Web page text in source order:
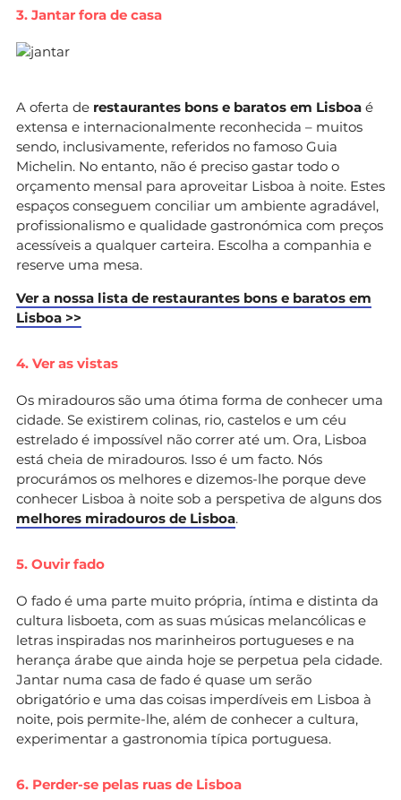
3. Jantar fora de casa
A oferta de restaurantes bons e baratos em Lisboa é
extensa e internacionalmente reconhecida – muitos
sendo, inclusivamente, referidos no famoso Guia
Michelin. No entanto, não é preciso gastar todo o
orçamento mensal para aproveitar Lisboa à noite. Estes
espaços conseguem conciliar um ambiente agradável,
profissionalismo e qualidade gastronómica com preços
acessíveis a qualquer carteira. Escolha a companhia e
reserve uma mesa.
Ver a nossa lista de restaurantes bons e baratos em
Lisboa >>
4. Ver as vistas
Os miradouros são uma ótima forma de conhecer uma
cidade. Se existirem colinas, rio, castelos e um céu
estrelado é impossível não correr até um. Ora, Lisboa
está cheia de miradouros. Isso é um facto. Nós
procurámos os melhores e dizemos-lhe porque deve
conhecer Lisboa à noite sob a perspetiva de alguns dos
melhores miradouros de Lisboa.
5. Ouvir fado
O fado é uma parte muito própria, íntima e distinta da
cultura lisboeta, com as suas músicas melancólicas e
letras inspiradas nos marinheiros portugueses e na
herança árabe que ainda hoje se perpetua pela cidade.
Jantar numa casa de fado é quase um serão
obrigatório e uma das coisas imperdíveis em Lisboa à
noite, pois permite-lhe, além de conhecer a cultura,
experimentar a gastronomia típica portuguesa.
6. Perder-se pelas ruas de Lisboa